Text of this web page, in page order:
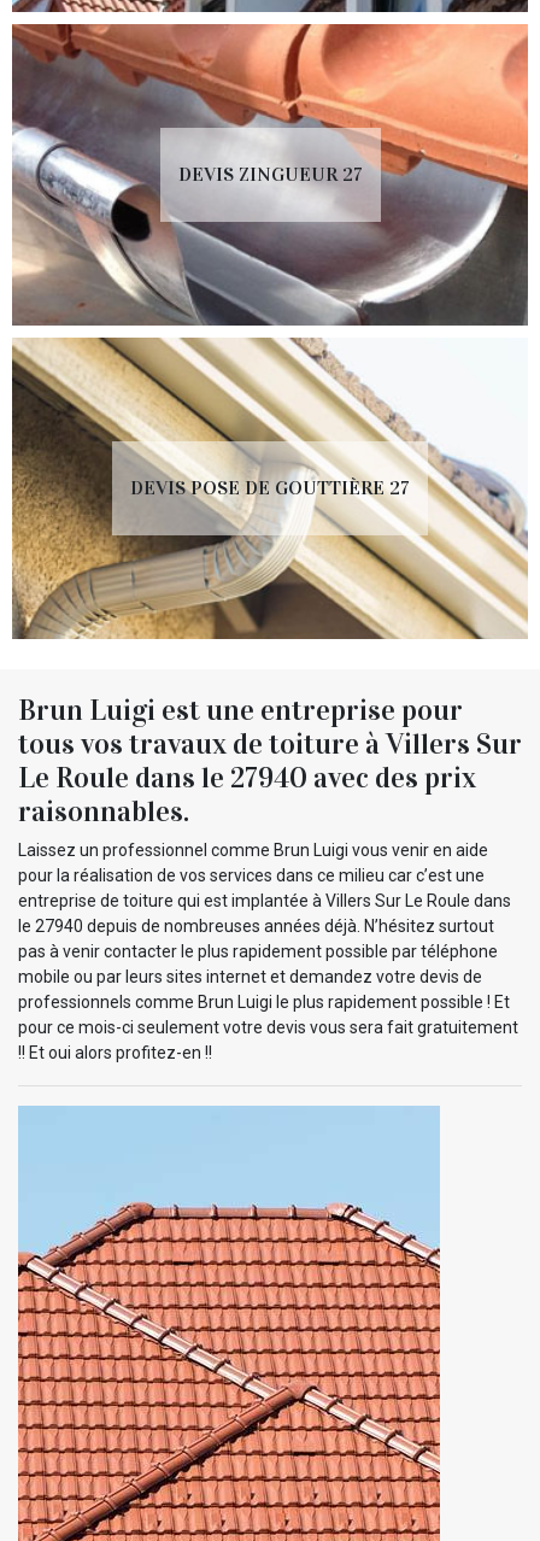
DEVIS ZINGUEUR 27
DEVIS POSE DE GOUTTIÈRE 27
Brun Luigi est une entreprise pour
tous vos travaux de toiture à Villers Sur
Le Roule dans le 27940 avec des prix
raisonnables.
Laissez un professionnel comme Brun Luigi vous venir en aide
pour la réalisation de vos services dans ce milieu car c’est une
entreprise de toiture qui est implantée à Villers Sur Le Roule dans
le 27940 depuis de nombreuses années déjà. N’hésitez surtout
pas à venir contacter le plus rapidement possible par téléphone
mobile ou par leurs sites internet et demandez votre devis de
professionnels comme Brun Luigi le plus rapidement possible ! Et
pour ce mois-ci seulement votre devis vous sera fait gratuitement
!! Et oui alors profitez-en !!